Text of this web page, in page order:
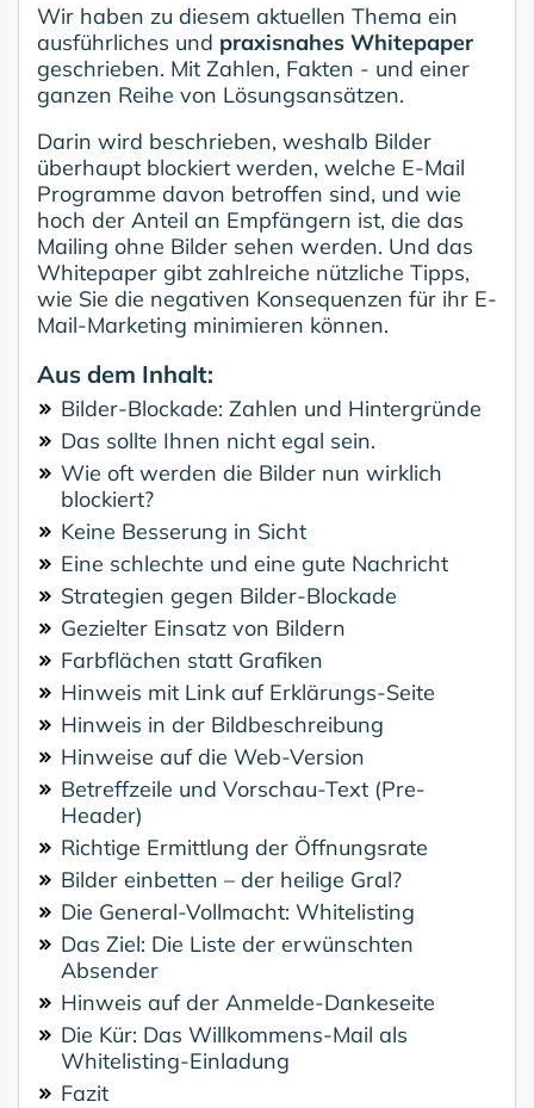
Wir haben zu diesem aktuellen Thema ein
ausführliches und praxisnahes Whitepaper
geschrieben. Mit Zahlen, Fakten - und einer
ganzen Reihe von Lösungsansätzen.
Darin wird beschrieben, weshalb Bilder
überhaupt blockiert werden, welche E-Mail
Programme davon betroffen sind, und wie
hoch der Anteil an Empfängern ist, die das
Mailing ohne Bilder sehen werden. Und das
Whitepaper gibt zahlreiche nützliche Tipps,
wie Sie die negativen Konsequenzen für ihr E-
Mail-Marketing minimieren können.
Aus dem Inhalt:
Bilder-Blockade: Zahlen und Hintergründe
Das sollte Ihnen nicht egal sein.
Wie oft werden die Bilder nun wirklich
blockiert?
Keine Besserung in Sicht
Eine schlechte und eine gute Nachricht
Strategien gegen Bilder-Blockade
Gezielter Einsatz von Bildern
Farbflächen statt Grafiken
Hinweis mit Link auf Erklärungs-Seite
Hinweis in der Bildbeschreibung
Hinweise auf die Web-Version
Betreffzeile und Vorschau-Text (Pre-
Header)
Richtige Ermittlung der Öffnungsrate
Bilder einbetten – der heilige Gral?
Die General-Vollmacht: Whitelisting
Das Ziel: Die Liste der erwünschten
Absender
Hinweis auf der Anmelde-Dankeseite
Die Kür: Das Willkommens-Mail als
Whitelisting-Einladung
Fazit